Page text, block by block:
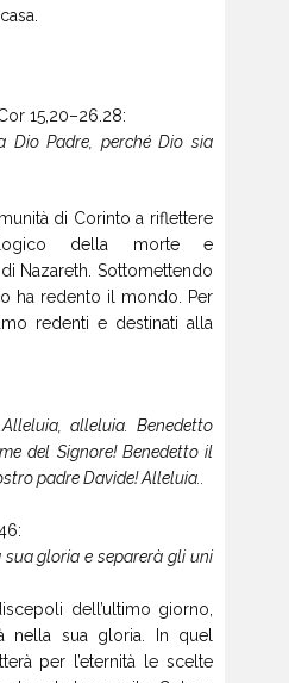
15,20–26.28:
Dio Padre, perché Dio sia
di Corinto a riflettere
della morte e
Nazareth. Sottomettendo
ha redento il mondo. Per
redenti e destinati alla
Alleluia, alleluia.
Benedetto
del Signore!Benedetto il
padre Davide!Alleluia..
gloria e separerà gli uni
dell’ultimo giorno,
nella sua gloria. In quel
per l’eternità le scelte